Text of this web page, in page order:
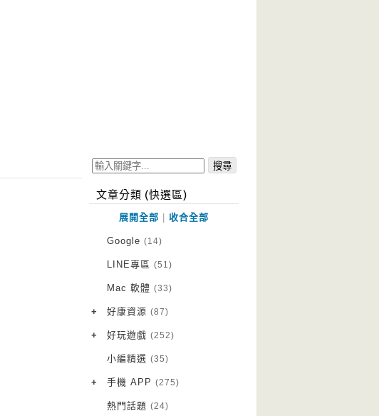
文章分類 (快選區)
展開全部 收合全部
Google (14)
LINE專區 (51)
Mac 軟體 (33)
+ 好康資源 (87)
VPN 翻牆
免費資源
字體下載
網站推薦
+ 好玩遊戲 (252)
Android 遊戲
iOS 遊戲
網頁遊戲
小編精選 (35)
+ 手機 APP (275)
Android 軟體
熱門話題 (24)